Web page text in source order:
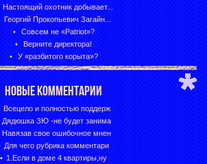
Настоящий охотник добывает...
Георгий Прокопьевич Загайн...
Совсем не «Patriot»?
Верните директора!
У «разбитого корыта»?
НОВЫЕ КОММЕНТАРИИ
Всецело и полностью поддерж
Дядюшка ЗЮ -не будет занима
Навязав свое ошибочное мнен
Для чего рубрика комментари
1.Если в доме 4 квартиры,ну